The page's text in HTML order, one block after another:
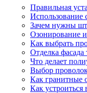
Правильная
Использование
Зачем нужны
Озонирование
Как выбрать
Отделка
Что делает
Выбор
Как гранитные
Как